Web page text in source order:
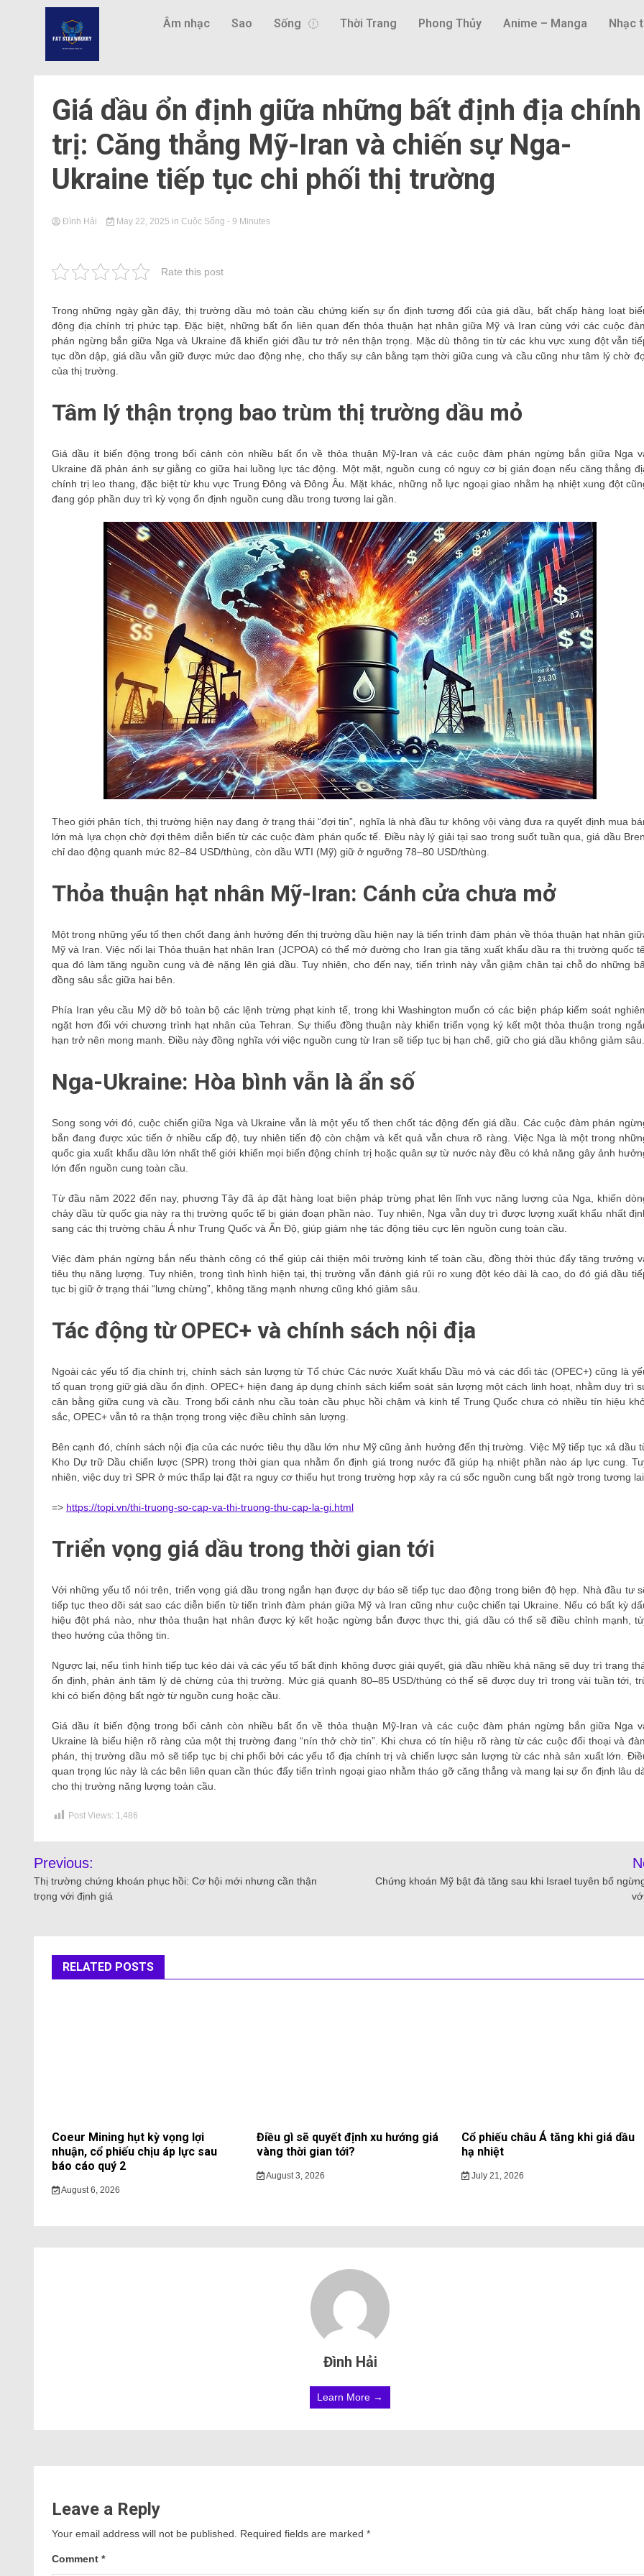
Âm nhạc Sao Sống Thời Trang Phong Thủy Anime – Manga Nhạc
Giá dầu ổn định giữa những bất định địa chính
trị: Căng thẳng Mỹ-Iran và chiến sự Nga-
Ukraine tiếp tục chi phối thị trường
Đình Hải May 22, 2025 in Cuộc Sống - 9 Minutes
Rate this post
Trong những ngày gần đây, thị trường dầu mỏ toàn cầu chứng kiến sự ổn định tương đối của giá dầu, bất chấp hàng loạt
động địa chính trị phức tạp. Đặc biệt, những bất ổn liên quan đến thỏa thuận hạt nhân giữa Mỹ và Iran cùng với các cuộc
phán ngừng bắn giữa Nga và Ukraine đã khiến giới đầu tư trở nên thận trọng. Mặc dù thông tin từ các khu vực xung đột vẫn
tục dồn dập, giá dầu vẫn giữ được mức dao động nhẹ, cho thấy sự cân bằng tạm thời giữa cung và cầu cũng như tâm lý chờ
của thị trường.
Tâm lý thận trọng bao trùm thị trường dầu mỏ
Giá dầu ít biến động trong bối cảnh còn nhiều bất ổn về thỏa thuận Mỹ-Iran và các cuộc đàm phán ngừng bắn giữa Nga
Ukraine đã phản ánh sự giằng co giữa hai luồng lực tác động. Một mặt, nguồn cung có nguy cơ bị gián đoạn nếu căng thẳng
chính trị leo thang, đặc biệt từ khu vực Trung Đông và Đông Âu. Mặt khác, những nỗ lực ngoại giao nhằm hạ nhiệt xung đột
đang góp phần duy trì kỳ vọng ổn định nguồn cung dầu trong tương lai gần.
Theo giới phân tích, thị trường hiện nay đang ở trạng thái “đợi tin”, nghĩa là nhà đầu tư không vội vàng đưa ra quyết định mua
lớn mà lựa chọn chờ đợi thêm diễn biến từ các cuộc đàm phán quốc tế. Điều này lý giải tại sao trong suốt tuần qua, giá dầu
chỉ dao động quanh mức 82–84 USD/thùng, còn dầu WTI (Mỹ) giữ ở ngưỡng 78–80 USD/thùng.
Thỏa thuận hạt nhân Mỹ-Iran: Cánh cửa chưa mở
Một trong những yếu tố then chốt đang ảnh hưởng đến thị trường dầu hiện nay là tiến trình đàm phán về thỏa thuận hạt nhân
Mỹ và Iran. Việc nối lại Thỏa thuận hạt nhân Iran (JCPOA) có thể mở đường cho Iran gia tăng xuất khẩu dầu ra thị trường quốc
qua đó làm tăng nguồn cung và đè nặng lên giá dầu. Tuy nhiên, cho đến nay, tiến trình này vẫn giậm chân tại chỗ do những
đồng sâu sắc giữa hai bên.
Phía Iran yêu cầu Mỹ dỡ bỏ toàn bộ các lệnh trừng phạt kinh tế, trong khi Washington muốn có các biện pháp kiểm soát
ngặt hơn đối với chương trình hạt nhân của Tehran. Sự thiếu đồng thuận này khiến triển vọng ký kết một thỏa thuận trong
hạn trở nên mong manh. Điều này đồng nghĩa với việc nguồn cung từ Iran sẽ tiếp tục bị hạn chế, giữ cho giá dầu không giảm sâu.
Nga-Ukraine: Hòa bình vẫn là ẩn số
Song song với đó, cuộc chiến giữa Nga và Ukraine vẫn là một yếu tố then chốt tác động đến giá dầu. Các cuộc đàm phán
bắn đang được xúc tiến ở nhiều cấp độ, tuy nhiên tiến độ còn chậm và kết quả vẫn chưa rõ ràng. Việc Nga là một trong
quốc gia xuất khẩu dầu lớn nhất thế giới khiến mọi biến động chính trị hoặc quân sự từ nước này đều có khả năng gây ảnh
lớn đến nguồn cung toàn cầu.
Từ đầu năm 2022 đến nay, phương Tây đã áp đặt hàng loạt biện pháp trừng phạt lên lĩnh vực năng lượng của Nga, khiến
chảy dầu từ quốc gia này ra thị trường quốc tế bị gián đoạn phần nào. Tuy nhiên, Nga vẫn duy trì được lượng xuất khẩu nhất
sang các thị trường châu Á như Trung Quốc và Ấn Độ, giúp giảm nhẹ tác động tiêu cực lên nguồn cung toàn cầu.
Việc đàm phán ngừng bắn nếu thành công có thể giúp cải thiện môi trường kinh tế toàn cầu, đồng thời thúc đẩy tăng trưởng
tiêu thụ năng lượng. Tuy nhiên, trong tình hình hiện tại, thị trường vẫn đánh giá rủi ro xung đột kéo dài là cao, do đó giá dầu
tục bị giữ ở trạng thái “lưng chừng”, không tăng mạnh nhưng cũng khó giảm sâu.
Tác động từ OPEC+ và chính sách nội địa
Ngoài các yếu tố địa chính trị, chính sách sản lượng từ Tổ chức Các nước Xuất khẩu Dầu mỏ và các đối tác (OPEC+) cũng là
tố quan trọng giữ giá dầu ổn định. OPEC+ hiện đang áp dụng chính sách kiểm soát sản lượng một cách linh hoạt, nhằm duy trì
cân bằng giữa cung và cầu. Trong bối cảnh nhu cầu toàn cầu phục hồi chậm và kinh tế Trung Quốc chưa có nhiều tín hiệu
sắc, OPEC+ vẫn tỏ ra thận trọng trong việc điều chỉnh sản lượng.
Bên cạnh đó, chính sách nội địa của các nước tiêu thụ dầu lớn như Mỹ cũng ảnh hưởng đến thị trường. Việc Mỹ tiếp tục xả dầu
Kho Dự trữ Dầu chiến lược (SPR) trong thời gian qua nhằm ổn định giá trong nước đã giúp hạ nhiệt phần nào áp lực cung.
nhiên, việc duy trì SPR ở mức thấp lại đặt ra nguy cơ thiếu hụt trong trường hợp xảy ra cú sốc nguồn cung bất ngờ trong tương
=> https://topi.vn/thi-truong-so-cap-va-thi-truong-thu-cap-la-gi.html
Triển vọng giá dầu trong thời gian tới
Với những yếu tố nói trên, triển vọng giá dầu trong ngắn hạn được dự báo sẽ tiếp tục dao động trong biên độ hẹp. Nhà đầu tư
tiếp tục theo dõi sát sao các diễn biến từ tiến trình đàm phán giữa Mỹ và Iran cũng như cuộc chiến tại Ukraine. Nếu có bất kỳ
hiệu đột phá nào, như thỏa thuận hạt nhân được ký kết hoặc ngừng bắn được thực thi, giá dầu có thể sẽ điều chỉnh mạnh,
theo hướng của thông tin.
Ngược lại, nếu tình hình tiếp tục kéo dài và các yếu tố bất định không được giải quyết, giá dầu nhiều khả năng sẽ duy trì trạng
ổn định, phản ánh tâm lý dè chừng của thị trường. Mức giá quanh 80–85 USD/thùng có thể sẽ được duy trì trong vài tuần tới,
khi có biến động bất ngờ từ nguồn cung hoặc cầu.
Giá dầu ít biến động trong bối cảnh còn nhiều bất ổn về thỏa thuận Mỹ-Iran và các cuộc đàm phán ngừng bắn giữa Nga
Ukraine là biểu hiện rõ ràng của một thị trường đang “nín thở chờ tin”. Khi chưa có tín hiệu rõ ràng từ các cuộc đối thoại và
phán, thị trường dầu mỏ sẽ tiếp tục bị chi phối bởi các yếu tố địa chính trị và chiến lược sản lượng từ các nhà sản xuất lớn.
quan trọng lúc này là các bên liên quan cần thúc đẩy tiến trình ngoại giao nhằm tháo gỡ căng thẳng và mang lại sự ổn định lâu
cho thị trường năng lượng toàn cầu.
Post Views: 1,486
Previous:
Thị trường chứng khoán phục hồi: Cơ hội mới nhưng cần thận
trọng với định giá
Chứng khoán Mỹ bật đà tăng sau khi Israel tuyên bố
RELATED POSTS
Coeur Mining hụt kỳ vọng lợi
nhuận, cổ phiếu chịu áp lực sau
báo cáo quý 2
August 6, 2026
Điều gì sẽ quyết định xu hướng giá
vàng thời gian tới?
August 3, 2026
Cổ phiếu châu Á tăng khi giá dầu
hạ nhiệt
July 21, 2026
Đình Hải
Learn More →
Leave a Reply
Your email address will not be published. Required fields are marked *
Comment *